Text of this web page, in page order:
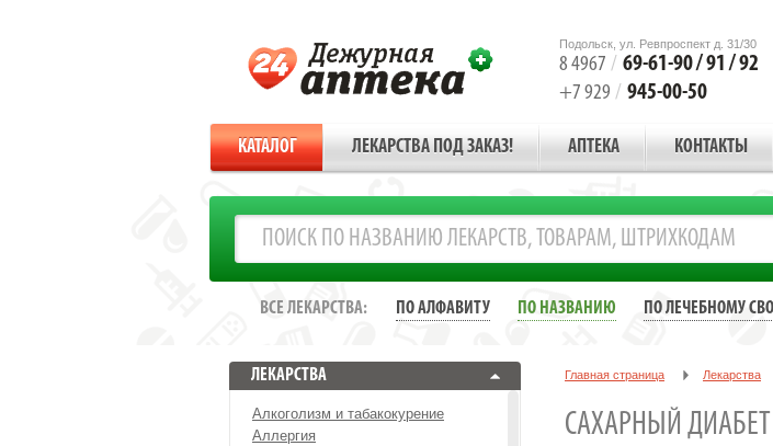
Подольск, ул. Ревпроспект д. 31/30
8 4967 / 69-61-90 / 91 / 92
+7 929 / 945-00-50
КАТАЛОГ ЛЕКАРСТВА ПОД ЗАКАЗ! АПТЕКА КОНТАКТЫ
ВСЕ ЛЕКАРСТВА: ПО АЛФАВИТУ ПО НАЗВАНИЮ ПО ЛЕЧЕБНОМУ
ЛЕКАРСТВА
Алкоголизм и табакокурение
Аллергия
Главная страница Лекарства
САХАРНЫЙ ДИАБЕТ